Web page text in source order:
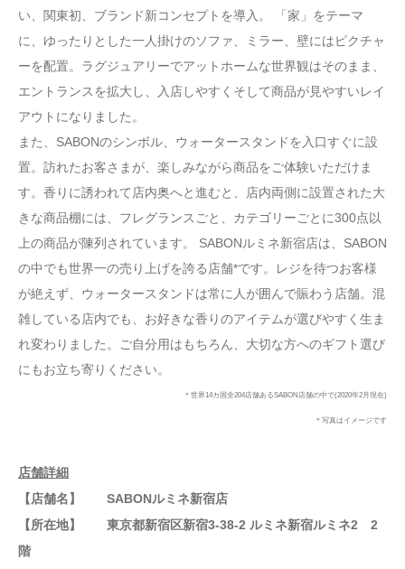
い、関東初、ブランド新コンセプトを導入。 「家」をテーマ
に、ゆったりとした一人掛けのソファ、ミラー、壁にはピクチャ
ーを配置。ラグジュアリーでアットホームな世界観はそのまま、
エントランスを拡大し、入店しやすくそして商品が見やすいレイ
アウトになりました。
また、SABONのシンボル、ウォータースタンドを入口すぐに設
置。訪れたお客さまが、楽しみながら商品をご体験いただけま
す。香りに誘われて店内奥へと進むと、店内両側に設置された大
きな商品棚には、フレグランスごと、カテゴリーごとに300点以
上の商品が陳列されています。 SABONルミネ新宿店は、SABON
の中でも世界一の売り上げを誇る店舗*です。レジを待つお客様
が絶えず、ウォータースタンドは常に人が囲んで賑わう店舗。混
雑している店内でも、お好きな香りのアイテムが選びやすく生ま
れ変わりました。ご自分用はもちろん、大切な方へのギフト選び
にもお立ち寄りください。
＊世界14カ国全204店舗あるSABON店舗の中で(2020年2月現在)
＊写真はイメージです
店舗詳細
【 店舗名】 SABONルミネ新宿店
【所在地】 東京都新宿区新宿3-38-2 ルミネ新宿ルミネ2
2
階